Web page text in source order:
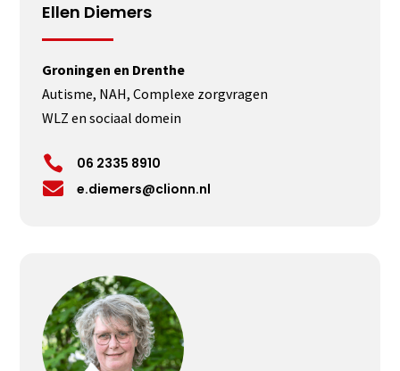
Ellen Diemers
Groningen en Drenthe
Autisme, NAH, Complexe zorgvragen
WLZ en sociaal domein
 06 2335 8910
 e.diemers@clionn.nl